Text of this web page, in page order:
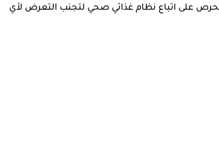
على اتباع نظام غذائي صحي لتجنب التعرض لأي